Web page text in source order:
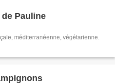
Pauline
méditerranéenne, végétarienne.